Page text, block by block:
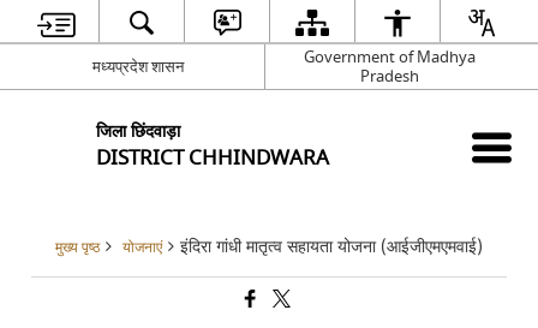
मध्यप्रदेश शासन
Government of Madhya
Pradesh
जिला छिंदवाड़ा
DISTRICT CHHINDWARA
मुख्य पृष्ठ योजनाएं इंदिरा गांधी मातृत्व सहायता योजना (आईजीएमएमवाई)